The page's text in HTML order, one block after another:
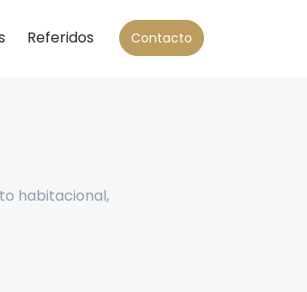
Referidos Contacto
habitacional,